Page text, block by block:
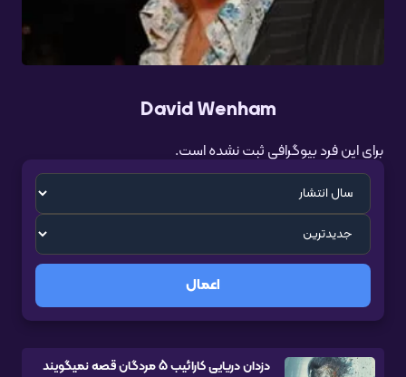
David Wenham
برای این فرد بیوگرافی ثبت نشده است.
اعمال
دزدان دریایی کارائیب 5 مردگان قصه نمیگویند